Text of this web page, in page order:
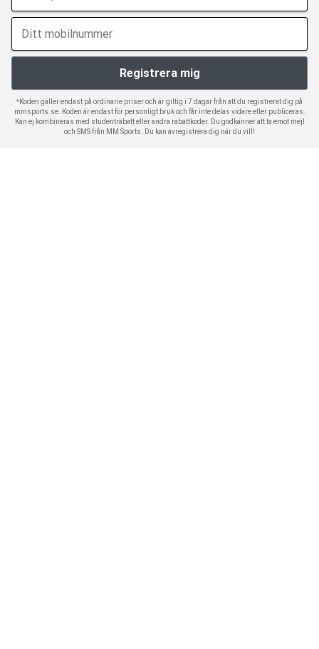
*Koden gäller endast på ordinarie priser och är giltig i 7 dagar från att du registrerat dig på
mmsports.se. Koden är endast för personligt bruk och får inte delas vidare eller publiceras.
Kan ej kombineras med studentrabatt eller andra rabattkoder. Du godkänner att ta emot mejl
och SMS från MM Sports. Du kan avregistrera dig när du vill!